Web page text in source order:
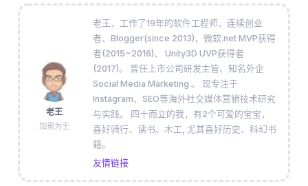
老王
加冕为王
老王，工作了19年的软件工程师、连续创业
者、Blogger(since 2013)，微软.net MVP获得
者(2015~2016)、 Unity3D UVP获得者
(2017)。 曾任上市公司研发主管、知名外企
Social Media Marketing 。 现专注于
Instagram、SEO等海外社交媒体营销技术研究
与实践。 四十而立的我，有2个可爱的宝宝，
喜好骑行、读书、木工, 尤其喜好历史、科幻书
籍。
友情链接